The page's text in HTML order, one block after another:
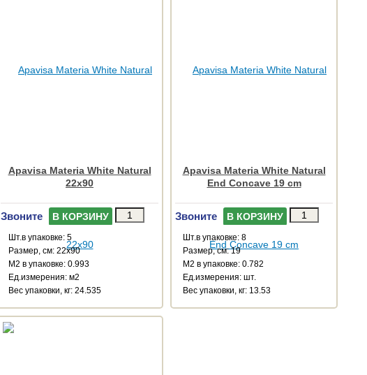
Apavisa Materia White Natural
22x90
Звоните В КОРЗИНУ
Шт.в упаковке: 5
Размер, см: 22x90
М2 в упаковке: 0.993
Ед.измерения: м2
Веc упаковки, кг: 24.535
Apavisa Materia White Natural
End Concave 19 cm
Звоните В КОРЗИНУ
Шт.в упаковке: 8
Размер, см: 19
М2 в упаковке: 0.782
Ед.измерения: шт.
Веc упаковки, кг: 13.53